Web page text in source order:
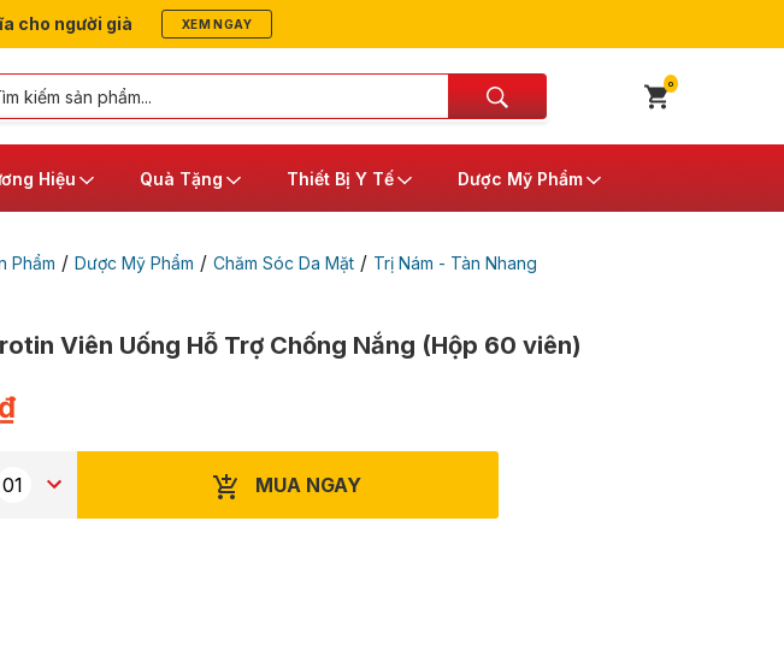
cho người già XEM NGAY
0
Hiệu Quà Tặng Thiết Bị Y Tế Dược Mỹ Phẩm
Phẩm / Dược Mỹ Phẩm / Chăm Sóc Da Mặt/ Trị Nám - Tàn Nhang
Viên Uống Hỗ Trợ Chống Nắng (Hộp 60 viên)
₫
MUA NGAY